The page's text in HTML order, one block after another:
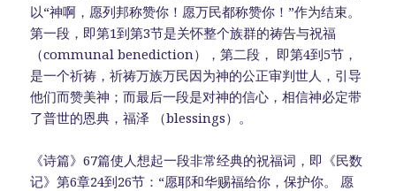
以“神啊，愿列邦称赞你！愿万民都称赞你！”作为结束。
第一段，即第1到第3节是关怀整个族群的祷告与祝福
（communal benediction），第二段， 即第4到5节，
是一个祈祷，祈祷万族万民因为神的公正审判世人，引导
他们而赞美神；而最后一段是对神的信心，相信神必定带
了普世的恩典，福泽 （blessings）。
《诗篇》67篇使人想起一段非常经典的祝福词，即《民数
记》第6章24到26节：“愿耶和华赐福给你，保护你。 愿